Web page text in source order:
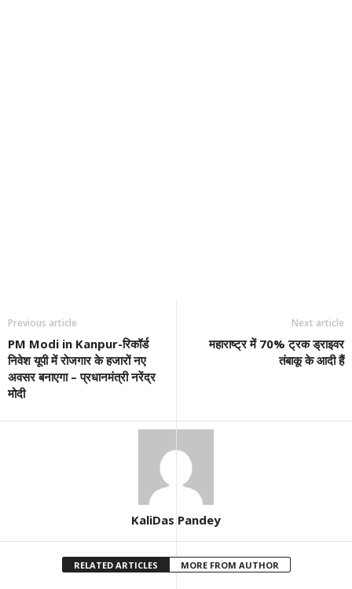
Previous article
PM Modi in Kanpur-रिकॉर्ड
निवेश यूपी में रोजगार के हजारों नए
अवसर बनाएगा – प्रधानमंत्री नरेंद्र
मोदी
Next article
महाराष्ट्र में 70% ट्रक ड्राइवर
तंबाकू के आदी हैं
KaliDas Pandey
RELATED ARTICLES MORE FROM AUTHOR